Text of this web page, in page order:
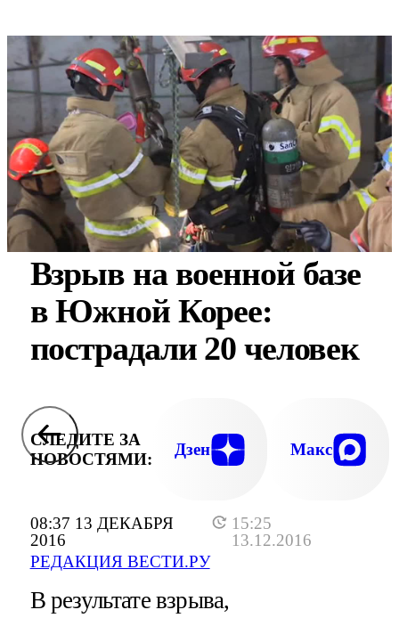
08:37 13 ДЕКАБРЯ
2016
15:25
13.12.2016
РЕДАКЦИЯ ВЕСТИ.РУ
Взрыв на военной базе
в Южной Корее:
пострадали 20 человек
СЛЕДИТЕ ЗА
НОВОСТЯМИ:
Дзен Макс
В результате взрыва,